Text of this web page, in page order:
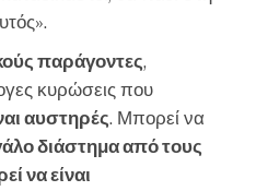
παράγοντες,
κυρώσεις που
αυστηρές. Μπορεί να
διάστημα από τους
να είναι